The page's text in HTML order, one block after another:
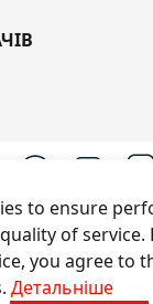
Напишіть нам
to ensure
of service.
you agree to
Детальніше